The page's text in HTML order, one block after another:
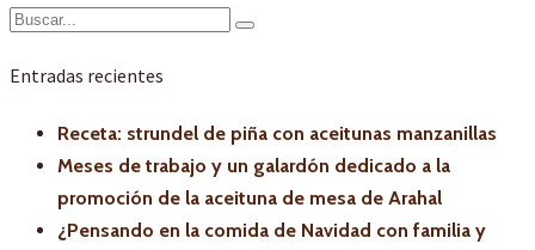
Entradas recientes
Receta: strundel de piña con aceitunas manzanillas
Meses de trabajo y un galardón dedicado a la
promoción de la aceituna de mesa de Arahal
¿Pensando en la comida de Navidad con familia y